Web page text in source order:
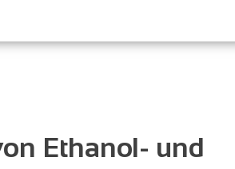
Ethanol- und